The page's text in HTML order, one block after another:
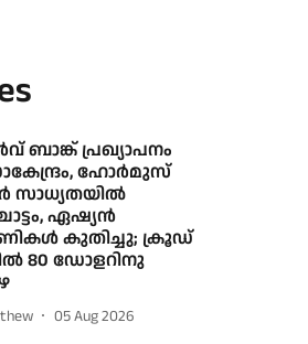
ബാങ്ക് പ്രഖ്യാപനം
ഹോര്‍മുസ്
സാധ്യതയില്‍
ഏഷ്യന്‍
കുതിച്ചു; ക്രൂഡ്
80 ഡോളറിനു
05 Aug 2026